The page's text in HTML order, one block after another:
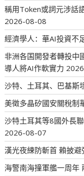
稱用Token或詞元涉話
2026-08-08
經濟學人：華AI投資不
非洲各国開發者轉投中
導人將AI作軟實力
沙特、土耳其、巴基斯
美徵多晶矽國安關稅制
沙特土耳其等8國外長
2026-08-07
漢光夜練防斬首 賴披避
海警南海撞軍艦一周年